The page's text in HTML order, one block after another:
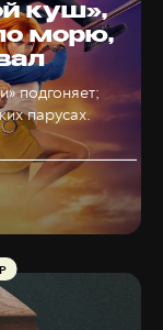
куш»,
морю,
подгоняет;
парусах.